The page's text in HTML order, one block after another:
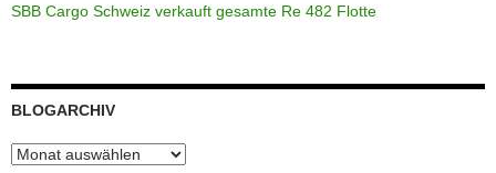
SBB Cargo Schweiz verkauft gesamte Re 482 Flotte
BLOGARCHIV
Blogarchiv